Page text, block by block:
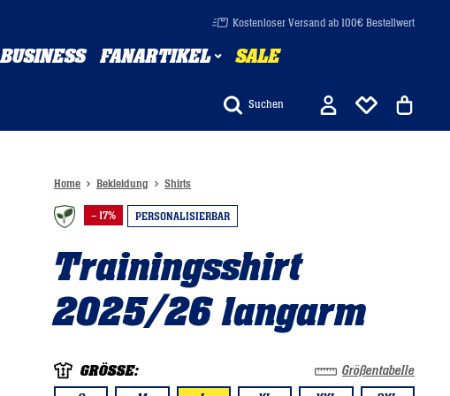
Kostenloser Versand ab 100€ Bestellwert
BUSINESS FANARTIKEL SALE
Suchen
Home Bekleidung Shirts
– 17% PERSONALISIERBAR
Trainingsshirt
2025/26 langarm
GRÖSSE: Größentabelle